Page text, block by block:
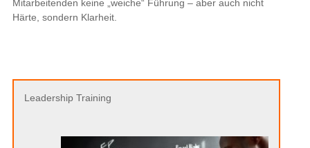
Mitarbeitenden keine „weiche“ Führung – aber auch nicht
Härte, sondern Klarheit.
Leadership Training